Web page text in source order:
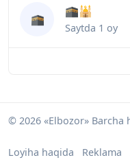
🕋
🕋🕌
Saytda 1 oy
© 2026 «Elbozor»
Loyiha haqida Reklama